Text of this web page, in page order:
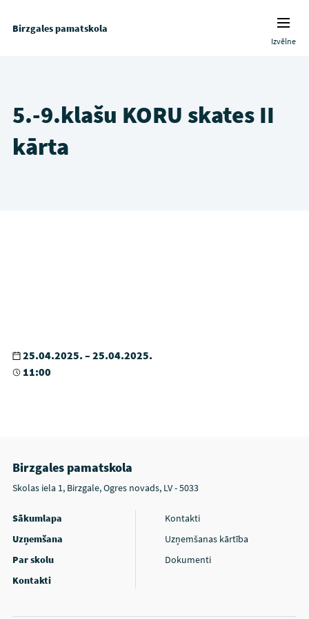
Birzgales pamatskola
Izvēlne
5.-9.klašu KORU skates II
kārta
25.04.2025. – 25.04.2025.
11:00
Birzgales pamatskola
Skolas iela 1, Birzgale, Ogres novads, LV - 5033
Sākumlapa
Uzņemšana
Par skolu
Kontakti
Kontakti
Uzņemšanas kārtība
Dokumenti